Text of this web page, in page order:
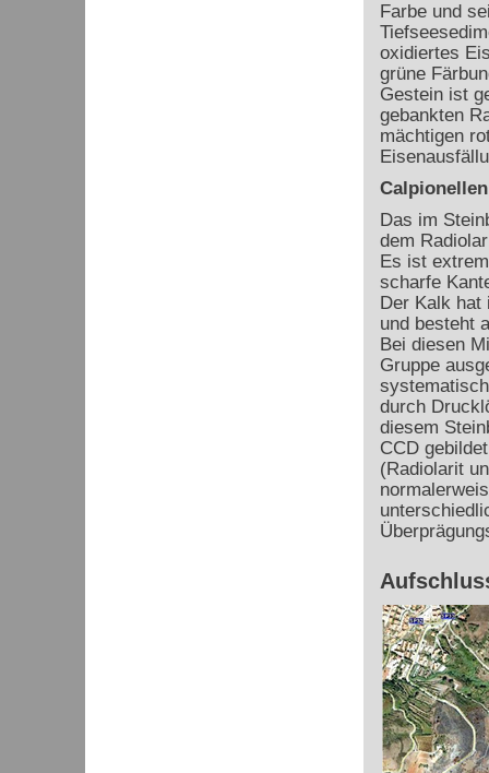
Farbe und
oxidiertes
grüne
Gestein ist
gebankten
mächtigen
Das im
dem
Es ist
scharfe
Der Kalk hat
und besteht
Bei diesen
Gruppe
durch
diesem
CCD
(Radiolarit